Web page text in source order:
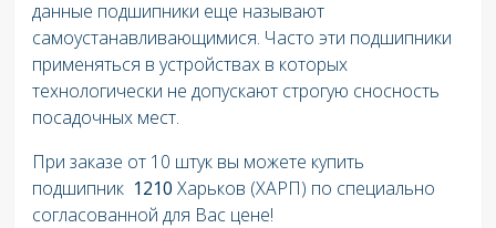
данные подшипники еще называют
самоустанавливающимися. Часто эти подшипники
применяться в устройствах в которых
технологически не допускают строгую сносность
посадочных мест.
При заказе от 10 штук вы можете купить
подшипник 1210 Харьков (ХАРП) по специально
согласованной для Вас цене!